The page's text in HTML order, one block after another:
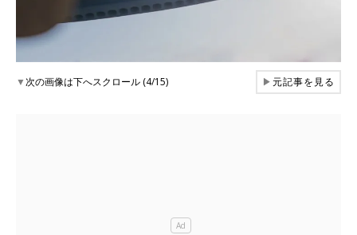
▼次の画像は下へスクロール (4/15) ▶元記事を見る